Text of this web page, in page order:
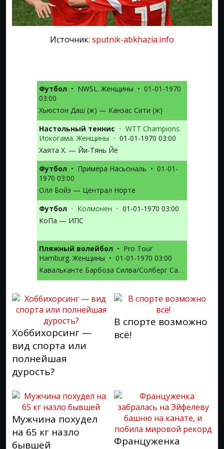
Источник: sputnik-abkhazia.info
Футбол • NWSL. Женщины • 01-01-1970
03:00
Хьюстон Даш (ж) — Канзас Сити (ж)
Настольный теннис • WTT Champions.
Иокогама. Женщины • 01-01-1970 03:00
Хаята Х. — Йи-Тянь Йе
Футбол • Примера Насьональ • 01-01-
1970 03:00
Олл Бойз — Централ Норте
Футбол • Колмонен • 01-01-1970 03:00
КоПа — ИПС
Пляжный волейбол • Pro Tour
Hamburg. Женщины • 01-01-1970 03:00
Кавальканте Барбоза Силва/Солберг Салгаду — Мадер Дж./Кернер Л.
Хоббихорсинг —
вид спорта или
полнейшая
дурость?
В спорте возможно
всё!
Мужчина похудел
на 65 кг назло
бывшей
Француженка